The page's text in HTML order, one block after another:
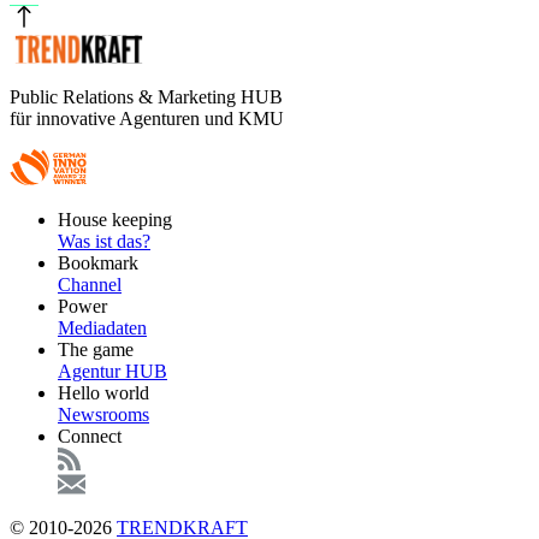
Public Relations & Marketing HUB
für innovative Agenturen und KMU
FooterHouse keeping
Was ist das?
Bookmark
Channel
Power
Mediadaten
The game
Agentur HUB
Hello world
Newsrooms
Connect
© 2010-2026 TRENDKRAFT